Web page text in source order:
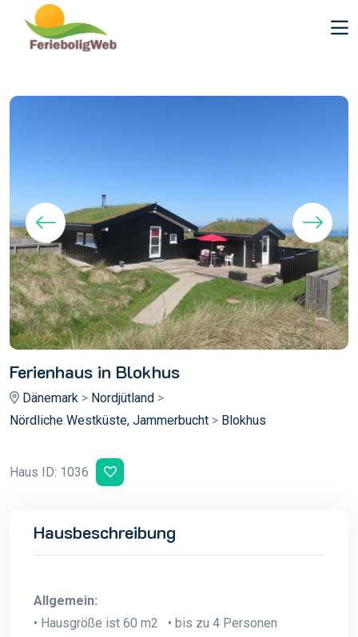
Ferienhaus in Blokhus
Dänemark > Nordjütland >
Nördliche Westküste, Jammerbucht > Blokhus
Haus ID: 1036
Hausbeschreibung
Allgemein:
• Hausgröße ist 60 m2 • bis zu 4 Personen